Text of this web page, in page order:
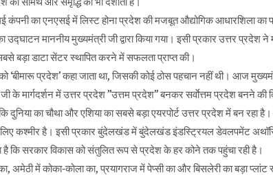
कंपनी का एनएसई में लिस्ट होना प्रदेश की मजबूत औद्योगिक आधारशिला का
उद्घाटन माननीय मुख्यमंत्री जी द्वारा किया गया। इसी प्रकार उत्तर प्रदेश
बड़ा डाटा सेंटर स्थापित करने में सफलता प्राप्त की।
‘बीमारू प्रदेश’ कहा जाता था, जिसकी कोई ठोस पहचान नहीं थी। आज
के मार्गदर्शन में उत्तर प्रदेश ’’उत्तम प्रदेश’’ बनकर सर्वाेत्तम प्रदेश बनने की
दुनिया का चौथा और एशिया का सबसे बड़ा एयरपोर्ट उत्तर प्रदेश में बन
लिए कश्मीर है। इसी प्रकार बुंदेलखंड में बुंदेलखंड इंडस्ट्रियल डेवलपमेंट
है कि सरकार विकास को संतुलित रूप से प्रदेश के हर कोने तक पहुंचा रही है।
अमेठी में कोका-कोला का, प्रयागराज में पेप्सी का और बिसलेरी का बड़ा प्लांट